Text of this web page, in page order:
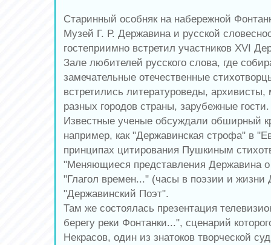
Старинный особняк на набережной
Музей Г. Р. Державина и русской
гостеприимно встретил участников ХVI
Зале любителей русского слова, где
замечательные отечественные
встретились литературоведы, архивисты,
разных городов страны, зарубежные гости.
Известные ученые обсуждали обширный
например, как "Державинская строфа" в
принципах цитирования Пушкиным
"Меняющиеся представления Державина о
"Глагол времен..." (часы в поэзии и жизни
"Державинский Поэт".
Там же состоялась презентация
берегу реки Фонтанки...", сценарий
Некрасов, один из знатоков творческой